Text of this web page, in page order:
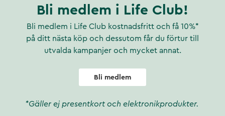
Bli medlem i Life Club!
Bli medlem i Life Club kostnadsfritt och få 10%*
på ditt nästa köp och dessutom får du förtur till
utvalda kampanjer och mycket annat.
Bli medlem
*Gäller ej presentkort och elektronikprodukter.